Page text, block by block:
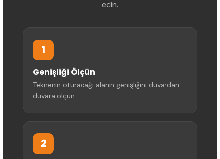
edin.
1
Genişliği Ölçün
Teknenin oturacağı alanın genişliğini duvardan
duvara ölçün.
2